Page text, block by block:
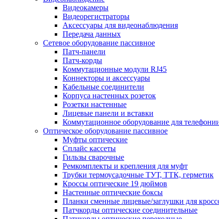
Видеокамеры
Видеорегистраторы
Аксессуары для видеонаблюдения
Передача данных
Сетевое оборудование пассивное
Патч-панели
Патч-корды
Коммутационные модули RJ45
Коннекторы и аксессуары
Кабельные соединители
Корпуса настенных розеток
Розетки настенные
Лицевые панели и вставки
Коммутационное оборудование для
Оптическое оборудование пассивное
Муфты оптические
Сплайс кассеты
Гильзы сварочные
Ремкомплекты и крепления для муфт
Трубки термоусадочные ТУТ, ТТК, герметик
Кроссы оптические 19 дюймов
Настенные оптические боксы
Планки сменные лицевые/заглушки для
Патчкорды оптические соединительные